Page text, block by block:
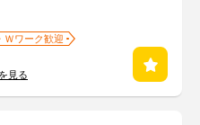
Ｗワーク歓迎
見る